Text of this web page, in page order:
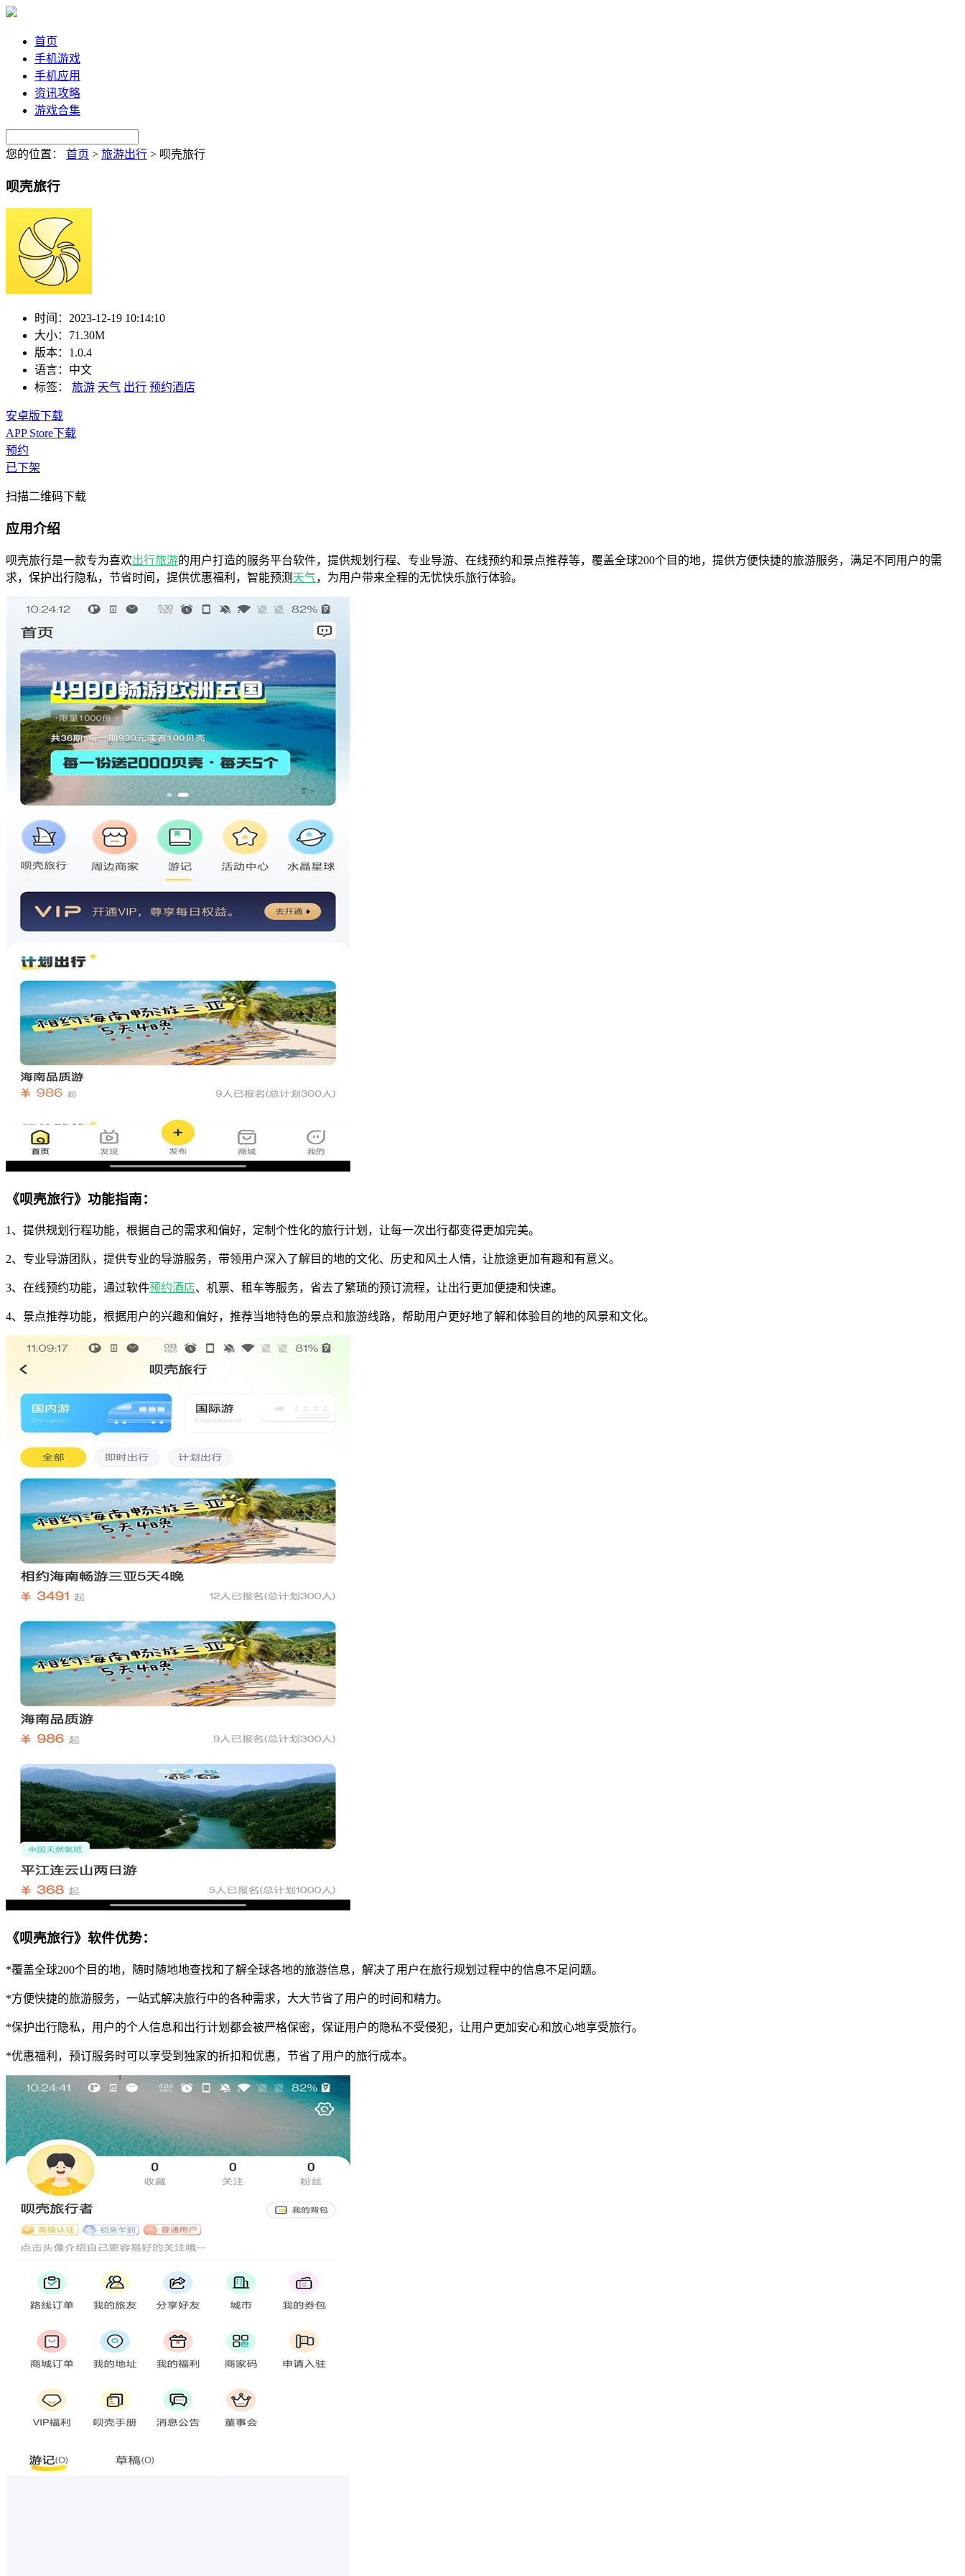
首页
手机游戏
手机应用
资讯攻略
游戏合集
您的位置： 首页 > 旅游出行 > 呗壳旅行
呗壳旅行
时间： 2023-12-19 10:14:10
大小： 71.30M
版本： 1.0.4
语言： 中文
标签：
旅游 天气 出行 预约酒店
安卓版下载
APP Store下载
预约
已下架
扫描二维码下载
应用介绍
呗壳旅行是一款专为喜欢出行旅游的用户打造的服务平台软件，提供规划行程、专业导游、在线预约和景点推荐等，覆盖全球200个目的地，提供方便快捷的旅游服务，满足不同用户的需
求，保护出行隐私，节省时间，提供优惠福利，智能预测 天气，为用户带来全程的无忧快乐旅行体验。
《呗壳旅行》功能指南：
1、提供规划行程功能，根据自己的需求和偏好，定制个性化的旅行计划，让每一次出行都变得更加完美。
2、专业导游团队，提供专业的导游服务，带领用户深入了解目的地的文化、历史和风土人情，让旅途更加有趣和有意义。
3、在线预约功能，通过软件预约酒店、机票、租车等服务，省去了繁琐的预订流程，让出行更加便捷和快速。
4、景点推荐功能，根据用户的兴趣和偏好，推荐当地特色的景点和旅游线路，帮助用户更好地了解和体验目的地的风景和文化。
《呗壳旅行》软件优势：
*覆盖全球200个目的地，随时随地地查找和了解全球各地的旅游信息，解决了用户在旅行规划过程中的信息不足问题。
*方便快捷的旅游服务，一站式解决旅行中的各种需求，大大节省了用户的时间和精力。
*保护出行隐私，用户的个人信息和出行计划都会被严格保密，保证用户的隐私不受侵犯，让用户更加安心和放心地享受旅行。
*优惠福利，预订服务时可以享受到独家的折扣和优惠，节省了用户的旅行成本。